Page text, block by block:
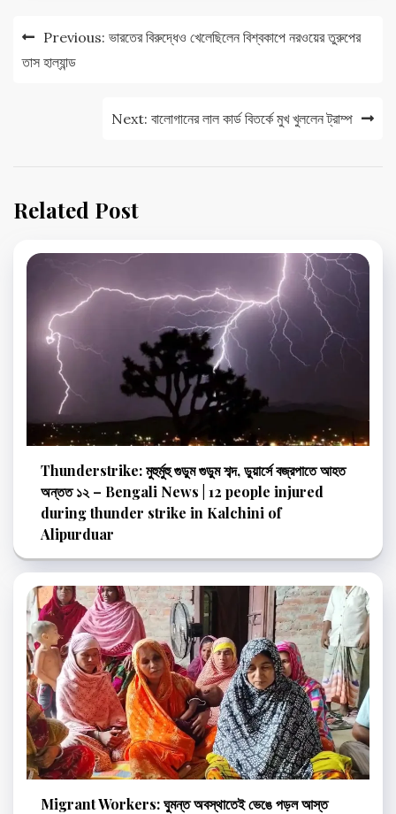
Post
navigation
Previous: ভারতের বিরুদ্ধেও খেলেছিলেন বিশ্বকাপে নরওয়ের তুরুপের
তাস হাল্যান্ড
Next: বালোগানের লাল কার্ড বিতর্কে মুখ খুললেন ট্রাম্প
Related Post
Thunderstrike: মুহুর্মুহু গুড়ুম গুড়ুম শব্দ, ডুয়ার্সে বজ্রপাতে আহত
অন্তত ১২ – Bengali News | 12 people injured
during thunder strike in Kalchini of
Alipurduar
Migrant Workers: ঘুমন্ত অবস্থাতেই ভেঙে পড়ল আস্ত